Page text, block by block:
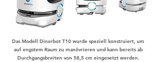
Das Modell Dinerbot T10 wurde speziell konstruiert, um
auf engstem Raum zu manövrieren und kann bereits ab
Durchgangsbreiten von 58,5 cm eingesetzt werden.